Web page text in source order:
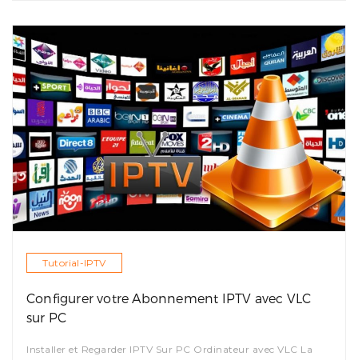
Tutorial-IPTV
Configurer votre Abonnement IPTV avec VLC
sur PC
Installer et Regarder IPTV Sur PC Ordinateur avec VLC La